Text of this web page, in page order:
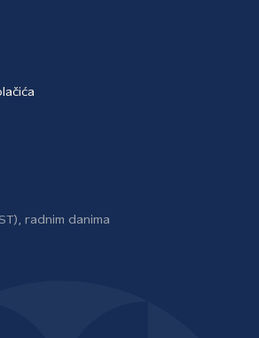
radnim danima